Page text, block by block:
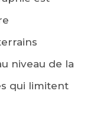
niveau de la
qui limitent